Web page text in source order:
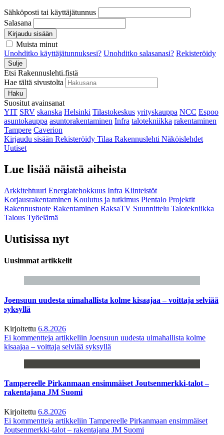
Sähköposti tai käyttäjätunnus
Salasana
Kirjaudu sisään
Muista minut
Unohditko käyttäjätunnuksesi? Unohditko salasanasi? Rekisteröidy
Sulje
Etsi Rakennuslehti.fistä
Hae tältä sivustolta
Haku
Suositut avainsanat
YIT SRV skanska Helsinki Tilastokeskus yrityskauppa NCC Espoo
asuntokauppa asuntorakentaminen Infra talotekniikka rakentaminen
Tampere Caverion
Kirjaudu sisään Rekisteröidy Tilaa Rakennuslehti Näköislehdet
Uutiset
Lue lisää näistä aiheista
Arkkitehtuuri Energiatehokkuus Infra Kiinteistöt
Korjausrakentaminen Koulutus ja tutkimus Pientalo Projektit
Rakennustuote Rakentaminen RaksaTV Suunnittelu Talotekniikka
Talous Työelämä
Uutisissa nyt
Uusimmat artikkelit
Joensuun uudesta uimahallista kolme kisaajaa – voittaja selviää
syksyllä
Kirjoitettu 6.8.2026
Ei kommentteja artikkeliin Joensuun uudesta uimahallista kolme
kisaajaa – voittaja selviää syksyllä
Tampereelle Pirkanmaan ensimmäiset Joutsenmerkki-talot –
rakentajana JM Suomi
Kirjoitettu 6.8.2026
Ei kommentteja artikkeliin Tampereelle Pirkanmaan ensimmäiset
Joutsenmerkki-talot – rakentajana JM Suomi